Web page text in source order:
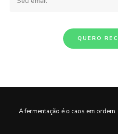
A fermentação é o caos em ordem.